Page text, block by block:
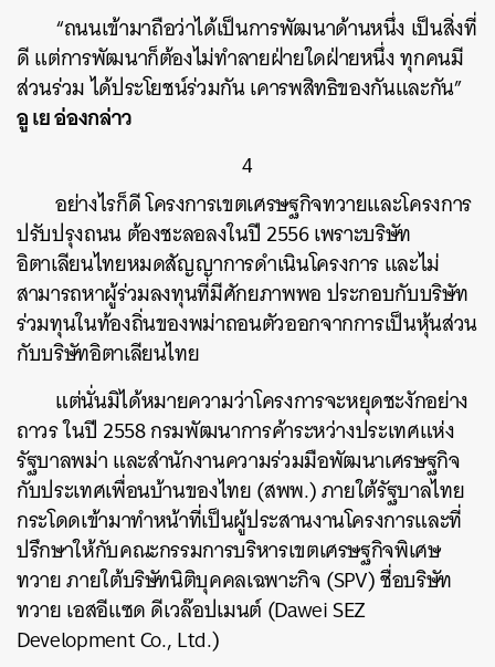
“ถนนเข้ามาถือว่าได้เป็นการพัฒนาด้านหนึ่ง เป็นสิ่งที่
ดี แต่การพัฒนาก็ต้องไม่ทำลายฝ่ายใดฝ่ายหนึ่ง ทุกคนมี
ส่วนร่วม ได้ประโยชน์ร่วมกัน เคารพสิทธิของกันและกัน”
อู เย อ่องกล่าว
4
อย่างไรก็ดี โครงการเขตเศรษฐกิจทวายและโครงการ
ปรับปรุงถนน ต้องชะลอลงในปี 2556 เพราะบริษัท
อิตาเลียนไทยหมดสัญญาการดำเนินโครงการ และไม่
สามารถหาผู้ร่วมลงทุนที่มีศักยภาพพอ ประกอบกับบริษัท
ร่วมทุนในท้องถิ่นของพม่าถอนตัวออกจากการเป็นหุ้นส่วน
กับบริษัทอิตาเลียนไทย
แต่นั่นมิได้หมายความว่าโครงการจะหยุดชะงักอย่าง
ถาวร ในปี 2558 กรมพัฒนาการค้าระหว่างประเทศแห่ง
รัฐบาลพม่า และสำนักงานความร่วมมือพัฒนาเศรษฐกิจ
กับประเทศเพื่อนบ้านของไทย (สพพ.) ภายใต้รัฐบาลไทย
กระโดดเข้ามาทำหน้าที่เป็นผู้ประสานงานโครงการและที่
ปรึกษาให้กับคณะกรรมการบริหารเขตเศรษฐกิจพิเศษ
ทวาย ภายใต้บริษัทนิติบุคคลเฉพาะกิจ (SPV) ชื่อบริษัท
ทวาย เอสอีแซด ดีเวล๊อปเมนต์ (Dawei SEZ
Development Co., Ltd.)